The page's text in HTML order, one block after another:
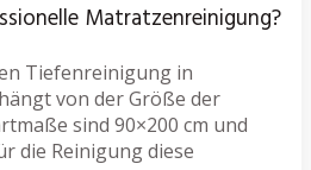
Matratzenreinigung?
Tiefenreinigung in
von der Größe der
sind 90×200 cm und
die Reinigung diese